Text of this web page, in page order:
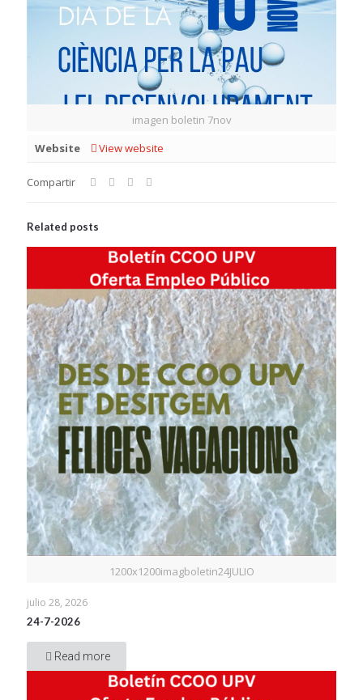
imagen boletin 7nov
Website
View website
Compartir
Related posts
1200x1200imagboletin24JULIO
julio 28, 2026
24-7-2026
Read more